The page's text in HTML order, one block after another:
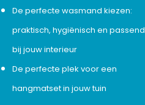
De perfecte wasmand kiezen:
praktisch, hygiënisch en passend
bij jouw interieur
De perfecte plek voor een
hangmatset in jouw tuin